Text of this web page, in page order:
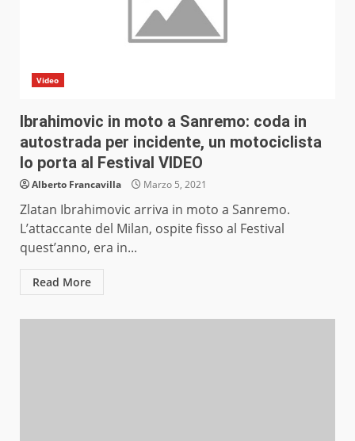
Video
Ibrahimovic in moto a Sanremo: coda in
autostrada per incidente, un motociclista
lo porta al Festival VIDEO
Alberto Francavilla Marzo 5, 2021
Zlatan Ibrahimovic arriva in moto a Sanremo.
L’attaccante del Milan, ospite fisso al Festival
quest’anno, era in...
Read More